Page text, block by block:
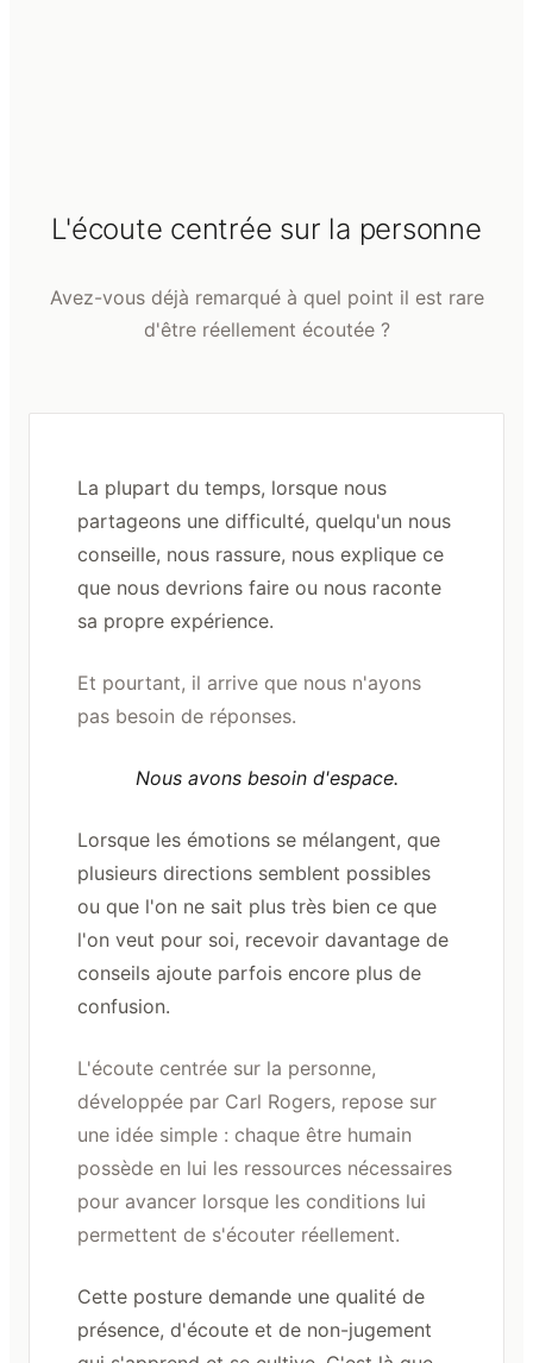
L'écoute centrée sur la personne
Avez-vous déjà remarqué à quel point il est rare
d'être réellement écoutée ?
La plupart du temps, lorsque nous
partageons une difficulté, quelqu'un nous
conseille, nous rassure, nous explique ce
que nous devrions faire ou nous raconte
sa propre expérience.
Et pourtant, il arrive que nous n'ayons
pas besoin de réponses.
Nous avons besoin d'espace.
Lorsque les émotions se mélangent, que
plusieurs directions semblent possibles
ou que l'on ne sait plus très bien ce que
l'on veut pour soi, recevoir davantage de
conseils ajoute parfois encore plus de
confusion.
L'écoute centrée sur la personne,
développée par Carl Rogers, repose sur
une idée simple : chaque être humain
possède en lui les ressources nécessaires
pour avancer lorsque les conditions lui
permettent de s'écouter réellement.
Cette posture demande une qualité de
présence, d'écoute et de non-jugement